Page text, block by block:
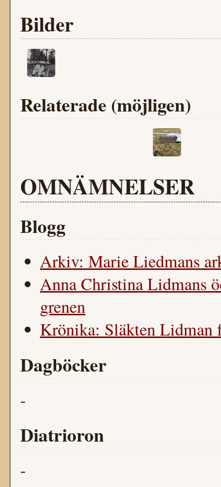
Bilder
Relaterade (möjligen)
OMNÄMNELSER
Blogg
Arkiv: Marie Liedmans
Anna Christina Lidmans
grenen
Krönika: Släkten Lidman
Dagböcker
-
Diatrioron
-